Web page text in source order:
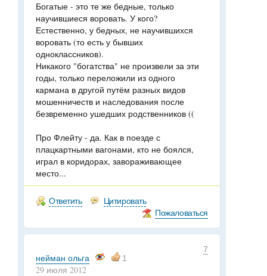
Богатые - это те же бедные, только
научившиеся воровать. У кого?
Естественно, у бедных, не научившихся
воровать (то есть у бывших
одноклассников).
Никакого "богатства" не произвели за эти
годы, только переложили из одного
кармана в другой путём разных видов
мошенничеств и наследования после
безвременно ушедших родственников ((
Про Флейту - да. Как в поезде с
плацкартными вагонами, кто не боялся,
играл в коридорах, завораживающее
место...
Ответить
Цитировать
Пожаловаться
7
нейман ольга 1
29 июля 2012